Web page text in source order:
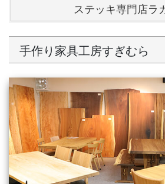
ステッキ専門店ラ
手作り家具工房すぎむら